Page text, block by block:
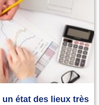
état des lieux très